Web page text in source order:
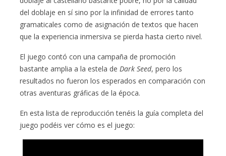
del doblaje en sí sino por la infinidad de errores tanto
gramaticales como de asignación de textos que hacen
que la experiencia inmersiva se pierda hasta cierto nivel.
El juego contó con una campaña de promoción
bastante amplia a la estela deDark Seed, pero los
resultados no fueron los esperados en comparación con
otras aventuras gráficas de la época.
En esta lista de reproducción tenéis la guía completa del
juego podéis ver cómo es el juego: